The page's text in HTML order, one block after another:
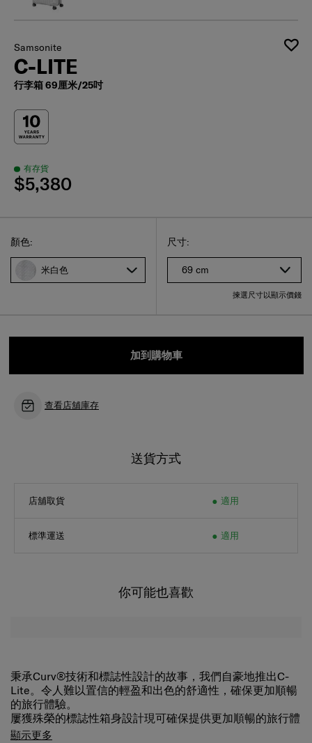
Samsonite
C-LITE
行李箱 69厘米/25吋
有存貨
$5,380
選擇尺碼
Select
尺寸:
69 cm
揀選尺寸以顯示價錢
Select
顏色:
米白色
加到購物車
查看店舖庫存
送貨方式
店舖取貨 適用
標準運送 適用
你可能也喜歡
秉承Curv®技術和標誌性設計的故事，我們自豪地推出C-
Lite。令人難以置信的輕盈和出色的舒適性，確保更加順暢
的旅行體驗。
屢獲殊榮的標誌性箱身設計現可確保提供更加順暢的旅行體
驗。 加長的雙拉捍和雙滑輪確保了極高的機動性和易用
顯示更多